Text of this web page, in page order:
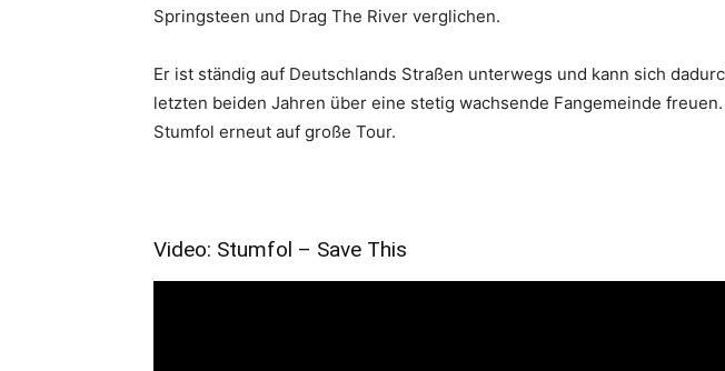
Springsteen und Drag The River verglichen.
Er ist ständig auf Deutschlands Straßen unterwegs und kann sich
letzten beiden Jahren über eine stetig wachsende Fangemeinde
Stumfol erneut auf große Tour.
Video: Stumfol – Save This